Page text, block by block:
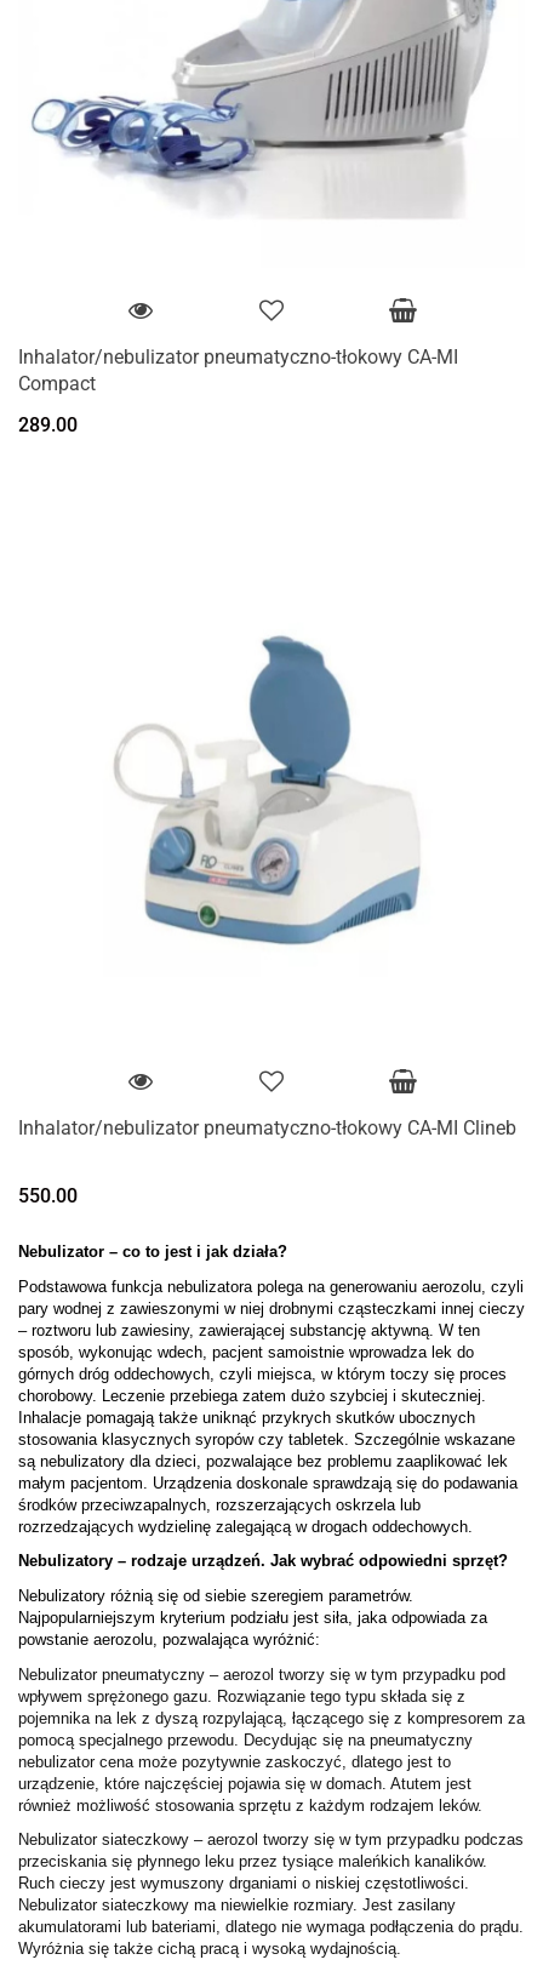
Inhalator/nebulizator pneumatyczno-tłokowy CA-MI
Compact
289.00
Inhalator/nebulizator pneumatyczno-tłokowy CA-MI Clineb
550.00
Nebulizator – co to jest i jak działa?
Podstawowa funkcja nebulizatora polega na generowaniu aerozolu, czyli
pary wodnej z zawieszonymi w niej drobnymi cząsteczkami innej cieczy
– roztworu lub zawiesiny, zawierającej substancję aktywną. W ten
sposób, wykonując wdech, pacjent samoistnie wprowadza lek do
górnych dróg oddechowych, czyli miejsca, w którym toczy się proces
chorobowy. Leczenie przebiega zatem dużo szybciej i skuteczniej.
Inhalacje pomagają także uniknąć przykrych skutków ubocznych
stosowania klasycznych syropów czy tabletek. Szczególnie wskazane
są nebulizatory dla dzieci, pozwalające bez problemu zaaplikować lek
małym pacjentom. Urządzenia doskonale sprawdzają się do podawania
środków przeciwzapalnych, rozszerzających oskrzela lub
rozrzedzających wydzielinę zalegającą w drogach oddechowych.
Nebulizatory – rodzaje urządzeń. Jak wybrać odpowiedni sprzęt?
Nebulizatory różnią się od siebie szeregiem parametrów.
Najpopularniejszym kryterium podziału jest siła, jaka odpowiada za
powstanie aerozolu, pozwalająca wyróżnić:
Nebulizator pneumatyczny – aerozol tworzy się w tym przypadku pod
wpływem sprężonego gazu. Rozwiązanie tego typu składa się z
pojemnika na lek z dyszą rozpylającą, łączącego się z kompresorem za
pomocą specjalnego przewodu. Decydując się na pneumatyczny
nebulizator cena może pozytywnie zaskoczyć, dlatego jest to
urządzenie, które najczęściej pojawia się w domach. Atutem jest
również możliwość stosowania sprzętu z każdym rodzajem leków.
Nebulizator siateczkowy – aerozol tworzy się w tym przypadku podczas
przeciskania się płynnego leku przez tysiące maleńkich kanalików.
Ruch cieczy jest wymuszony drganiami o niskiej częstotliwości.
Nebulizator siateczkowy ma niewielkie rozmiary. Jest zasilany
akumulatorami lub bateriami, dlatego nie wymaga podłączenia do prądu.
Wyróżnia się także cichą pracą i wysoką wydajnością.